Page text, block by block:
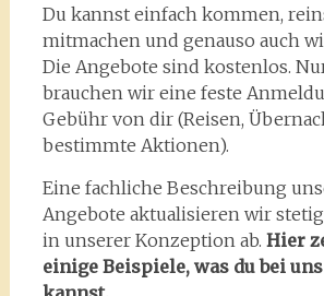
Du kannst einfach kommen,
mitmachen und genauso auch
Die Angebote sind kostenlos.
brauchen wir eine feste
Gebühr von dir (Reisen,
bestimmte Aktionen).
Eine fachliche Beschreibung
Angebote aktualisieren wir
in unserer Konzeption ab. Hier
einige Beispiele, was du bei